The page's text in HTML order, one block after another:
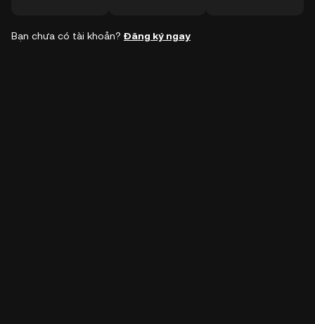
Bạn chưa có tài khoản? Đăng ký ngay